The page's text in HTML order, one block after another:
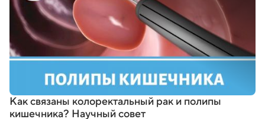
Как связаны колоректальный рак и полипы
кишечника? Научный совет